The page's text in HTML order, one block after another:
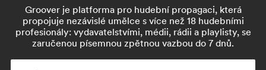
Groover je platforma pro hudební propagaci, která
propojuje nezávislé umělce s více než 18 hudebními
profesionály: vydavatelstvími, médii, rádii a playlisty, se
zaručenou písemnou zpětnou vazbou do 7 dnů.